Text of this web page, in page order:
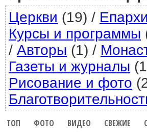
Церкви (19) /
Курсы и программы
/ Авторы (1) /
Газеты и журналы
Рисование и фото
ТОП ФОТО ВИДЕО СВЕЖИЕ